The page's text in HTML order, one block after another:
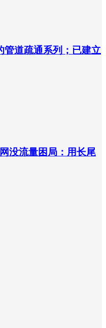
管道疏通系列；已建立
没流量困局：用长尾